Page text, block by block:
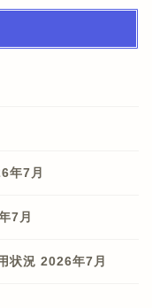
年7月
7月
状況 2026年7月